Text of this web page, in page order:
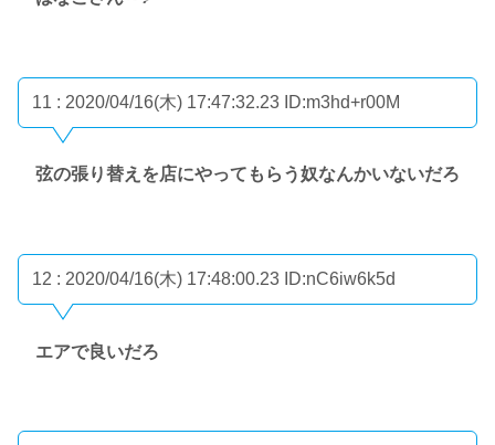
11 : 2020/04/16(木) 17:47:32.23 ID:m3hd+r00M
弦の張り替えを店にやってもらう奴なんかいないだろ
12 : 2020/04/16(木) 17:48:00.23 ID:nC6iw6k5d
エアで良いだろ